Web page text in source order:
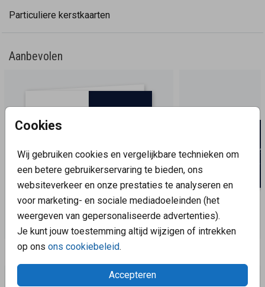
Cookies
Wij gebruiken cookies en vergelijkbare technieken om
een betere gebruikerservaring te bieden, ons
websiteverkeer en onze prestaties te analyseren en
voor marketing- en sociale mediadoeleinden (het
weergeven van gepersonaliseerde advertenties).
Je kunt jouw toestemming altijd wijzigen of intrekken
op ons ons cookiebeleid.
Accepteren
Particuliere kerstkaarten
Aanbevolen
Aanbevolen